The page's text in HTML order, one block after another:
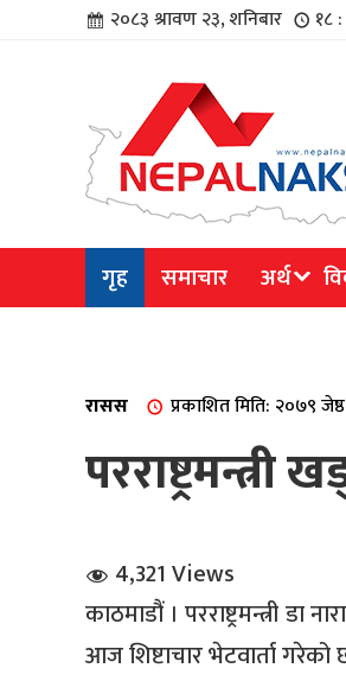
२०८३ श्रावण २३, शनिबार १८
गृह समाचार अर्थ
रासस प्रकाशित मिति: २०७९
4,321 Views
काठमाडौं । परराष्ट्रमन्त्री
आज शिष्टाचार भेटवार्ता गरेको